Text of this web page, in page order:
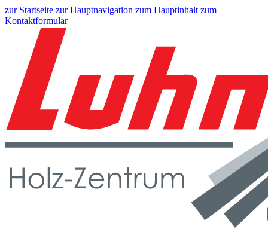
zur Startseite zur Hauptnavigation zum Hauptinhalt zum
Kontaktformular